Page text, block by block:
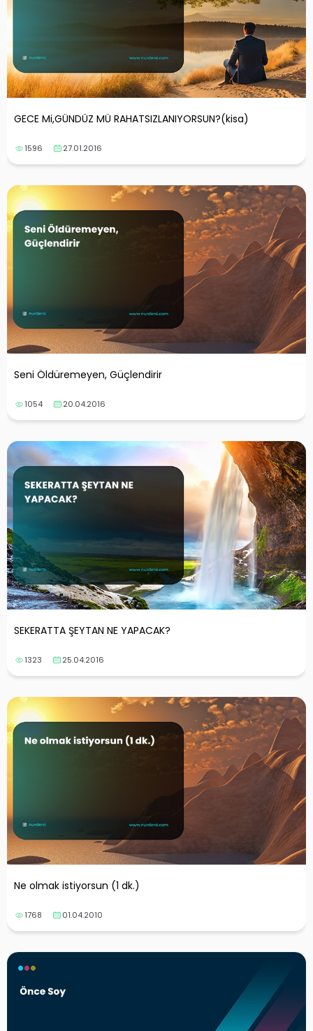
GECE Mi,GÜNDÜZ MÜ RAHATSIZLANIYORSUN?(kisa)
1596 27.01.2016
Seni Öldüremeyen, Güçlendirir
1054 20.04.2016
SEKERATTA ŞEYTAN NE YAPACAK?
1323 25.04.2016
Ne olmak istiyorsun (1 dk.)
1768 01.04.2010